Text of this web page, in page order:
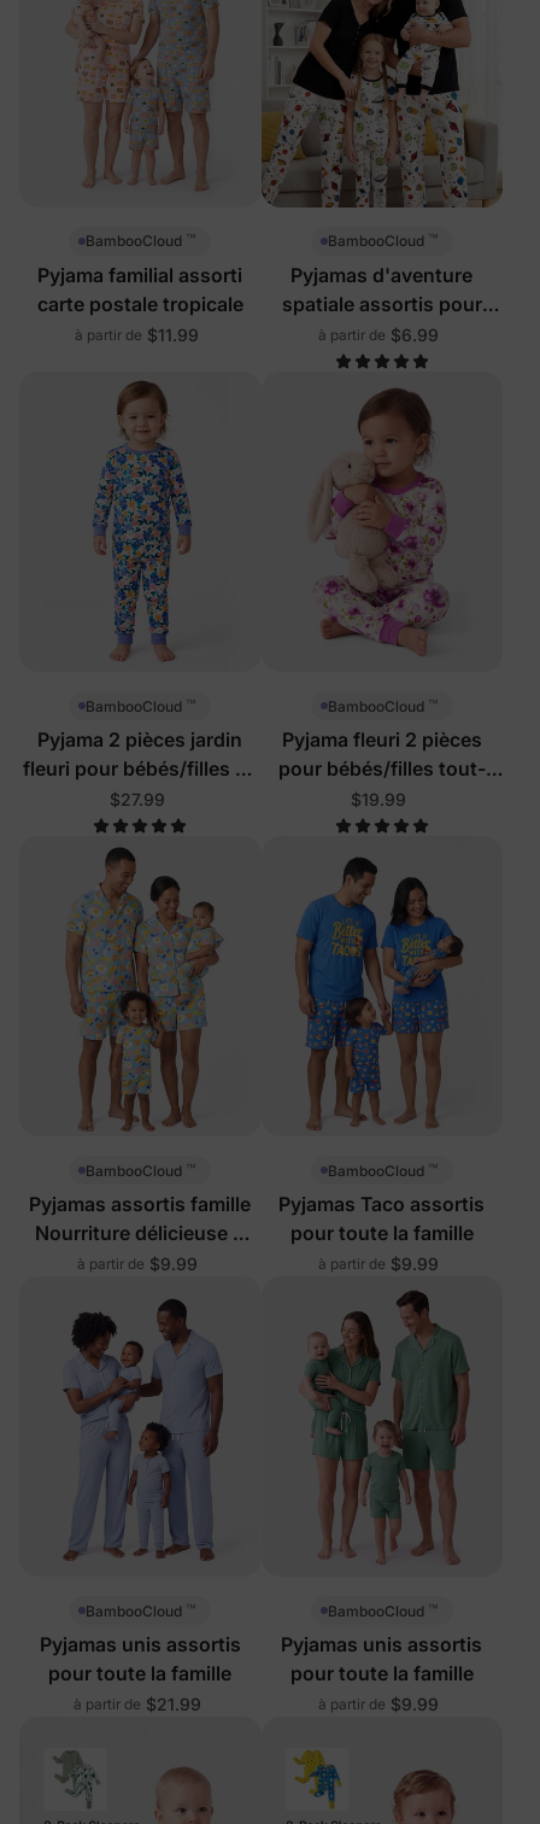
BambooCloud ™
Pyjama familial assorti
carte postale tropicale
à partir de $11.99
BambooCloud ™
Pyjamas d'aventure
spatiale assortis pour
toute la famille
à partir de $6.99
BambooCloud ™
Pyjama 2 pièces jardin
fleuri pour bébés/filles en
bas âge
$27.99
BambooCloud ™
Pyjama fleuri 2 pièces
pour bébés/filles tout-
petits
$19.99
BambooCloud ™
Pyjamas assortis famille
Nourriture délicieuse &
Fruits
à partir de $9.99
BambooCloud ™
Pyjamas Taco assortis
pour toute la famille
à partir de $9.99
BambooCloud ™
Pyjamas unis assortis
pour toute la famille
à partir de $21.99
BambooCloud ™
Pyjamas unis assortis
pour toute la famille
à partir de $9.99